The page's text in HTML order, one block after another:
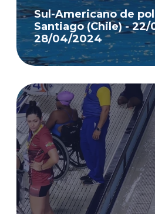
Sul-Americano de
Santiago (Chile) - 22/
28/04/2024